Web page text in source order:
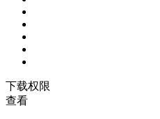
下载权限
查看